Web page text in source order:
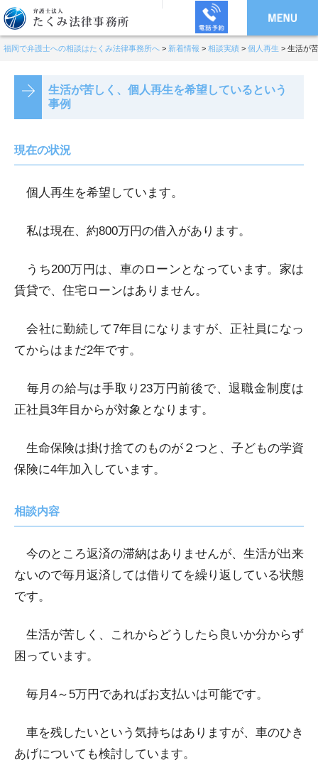
福岡で弁護士への相談はたくみ法律事務所へ > 新着情報 > 相談実績 > 個人再生 > 生活が
生活が苦しく、個人再生を希望しているという
事例
現在の状況
個人再生を希望しています。
私は現在、約800万円の借入があります。
うち200万円は、車のローンとなっています。家は
賃貸で、住宅ローンはありません。
会社に勤続して7年目になりますが、正社員になっ
てからはまだ2年です。
毎月の給与は手取り23万円前後で、退職金制度は
正社員3年目からが対象となります。
生命保険は掛け捨てのものが２つと、子どもの学資
保険に4年加入しています。
相談内容
今のところ返済の滞納はありませんが、生活が出来
ないので毎月返済しては借りてを繰り返している状態
です。
生活が苦しく、これからどうしたら良いか分からず
困っています。
毎月4～5万円であればお支払いは可能です。
車を残したいという気持ちはありますが、車のひき
あげについても検討しています。